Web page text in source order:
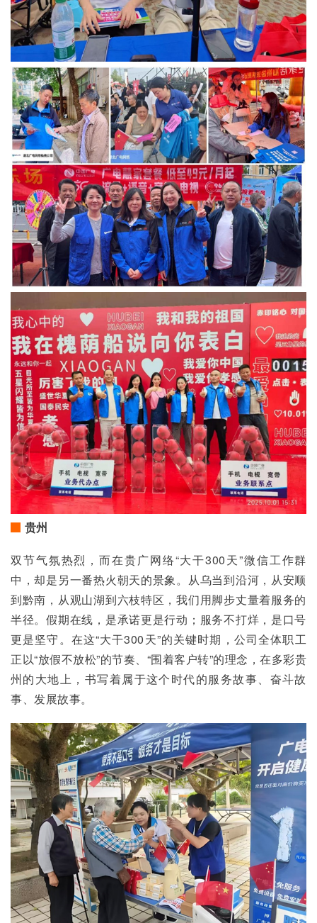
贵州
双节气氛热烈，而在贵广网络“大干300天”微信工作群
中，却是另一番热火朝天的景象。从乌当到沿河，从安顺
到黔南，从观山湖到六枝特区，我们用脚步丈量着服务的
半径。假期在线，是承诺更是行动；服务不打烊，是口号
更是坚守。在这“大干300天”的关键时期，公司全体职工
正以“放假不放松”的节奏、“围着客户转”的理念，在多彩贵
州的大地上，书写着属于这个时代的服务故事、奋斗故
事、发展故事。